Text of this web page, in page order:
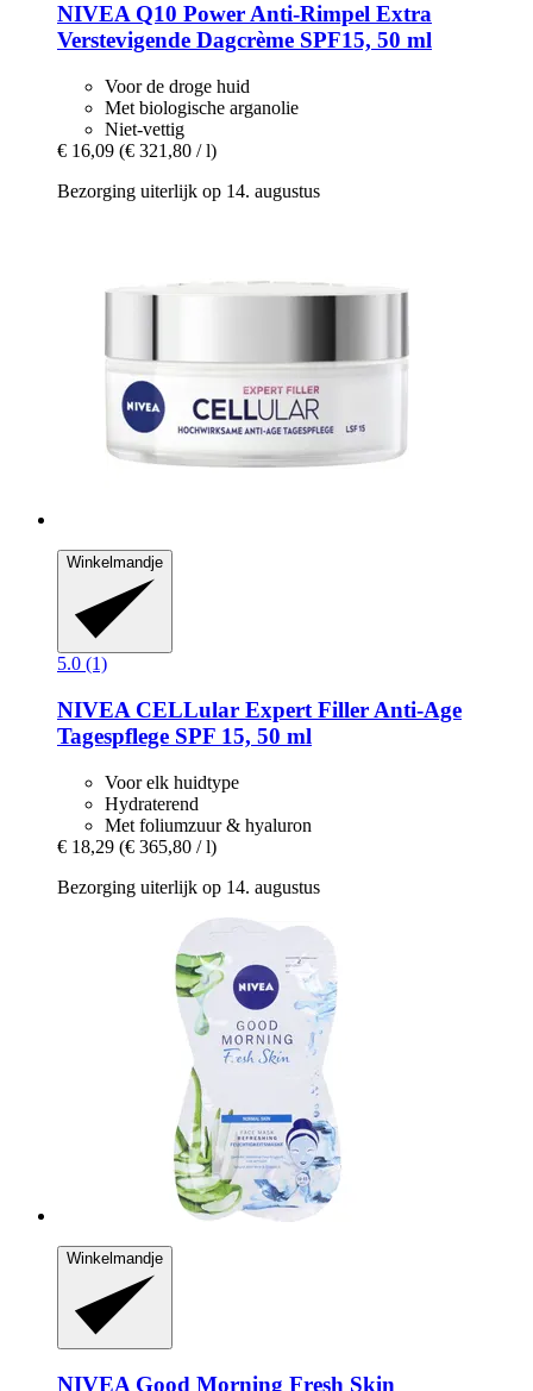
NIVEA Q10 Power Anti-​Rimpel Extra
Verstevigende Dagcrème SPF15, 50 ml
Voor de droge huid
Met biologische arganolie
Niet-vettig
€ 16,09 (€ 321,80 / l)
Bezorging uiterlijk op 14. augustus
Winkelmandje
5.0 (1)
NIVEA CELLular Expert Filler Anti-​Age
Tagespflege SPF 15, 50 ml
Voor elk huidtype
Hydraterend
Met foliumzuur & hyaluron
€ 18,29 (€ 365,80 / l)
Bezorging uiterlijk op 14. augustus
Winkelmandje
NIVEA Good Morning Fresh Skin